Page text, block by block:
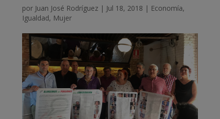
por Juan José Rodríguez| Jul 18, 2018 | Economía,
Igualdad, Mujer